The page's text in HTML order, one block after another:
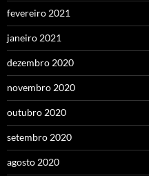
fevereiro 2021
janeiro 2021
dezembro 2020
novembro 2020
outubro 2020
setembro 2020
agosto 2020